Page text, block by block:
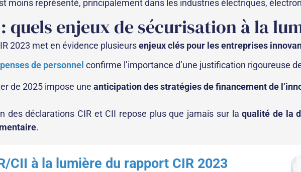
moins représenté, principalement dans les industries électriques,
quels enjeux de sécurisation à la
2023 met en évidence plusieursenjeux clés pour les entreprises
de personnel confirme l’importance d’une justification rigoureuse
de 2025 impose une anticipation des stratégies de financement de
des déclarations CIR et CII repose plus que jamais sur laqualité de la
.
CII à la lumière du rapport CIR 2023